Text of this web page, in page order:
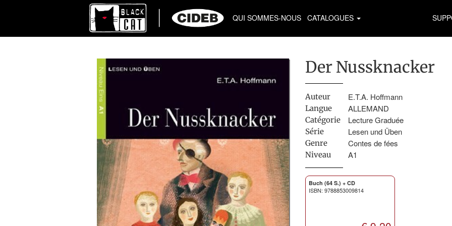
QUI SOMMES-NOUS CATALOGUES
Der Nussknacker
Auteur E.T.A. Hoffmann
Langue ALLEMAND
Catégorie Lecture Graduée
Série Lesen und Üben
Genre Contes de fées
Niveau A1
Buch (64 S.) + CD
ISBN: 9788853009814